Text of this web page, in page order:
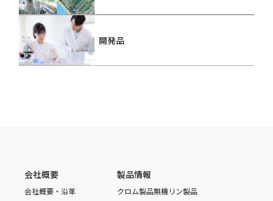
開発品
会社概要
会社概要・沿革
製品情報
クロム製品無機リン製品